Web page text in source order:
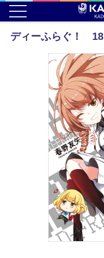
ディーふらぐ！ 18